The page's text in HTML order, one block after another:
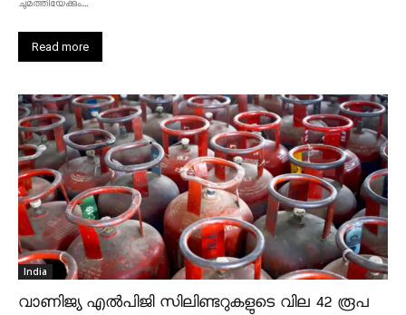
ചുമത്തിയേക്കും....
Read more
India
വാണിജ്യ എൽപിജി സിലിണ്ടറുകളുടെ വില 42 രൂപ